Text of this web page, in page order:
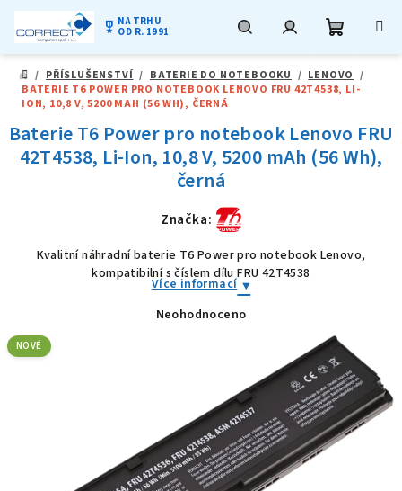
obsah
military_tech NA TRHU
OD R. 1991
DOMŮ
/ PŘÍSLUŠENSTVÍ / BATERIE DO NOTEBOOKU / LENOVO /
BATERIE T6 POWER PRO NOTEBOOK LENOVO FRU 42T4538, LI-
ION, 10,8 V, 5200 MAH (56 WH), ČERNÁ
Baterie T6 Power pro notebook Lenovo FRU
42T4538, Li-Ion, 10,8 V, 5200 mAh (56 Wh),
černá
Značka:
Kvalitní náhradní baterie T6 Power pro notebook Lenovo,
kompatibilní s číslem dílu FRU 42T4538
Více informací
Průměrné
hvězdiček.
Neohodnoceno
NOVÉ